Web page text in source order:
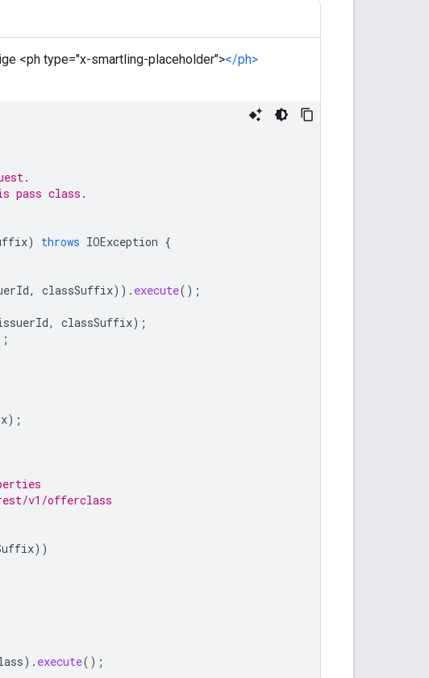
<ph type="x-smartling-placeholder"></ph>
pass class.
) throws IOException {
, classSuffix)). execute();
, classSuffix);
);
v1/offerclass
))
). execute();